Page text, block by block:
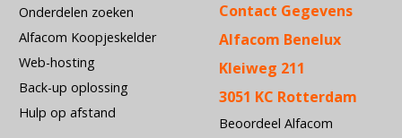
Onderdelen zoeken
Alfacom Koopjeskelder
Web-hosting
Back-up oplossing
Hulp op afstand
Contact Gegevens
Alfacom Benelux
Kleiweg 211
3051 KC Rotterdam
Beoordeel Alfacom